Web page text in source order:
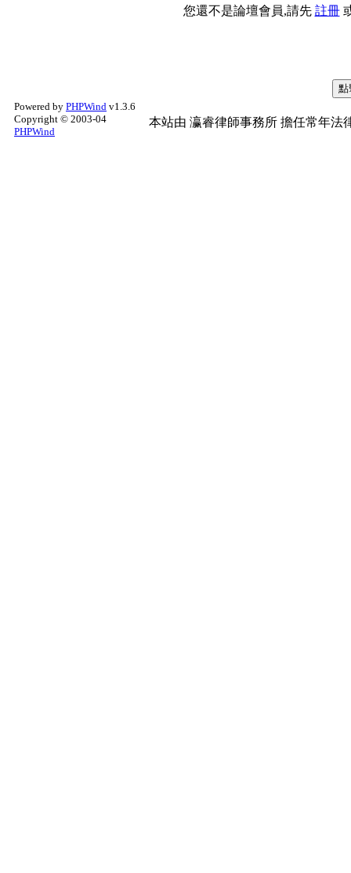
您還不是論壇會員,請先 註冊
Powered by PHPWind v1.3.6
Copyright © 2003-04
PHPWind
本站由 瀛睿律師事務所 擔任常年法